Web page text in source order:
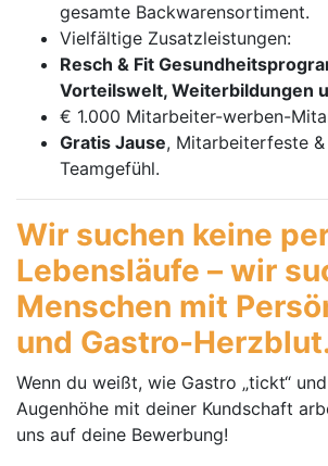
gesamte Backwarensortiment.
Vielfältige Zusatzleistungen:
Resch & Fit
Vorteilswelt, Weiterbildungen
€ 1.000 Mitarbeiter-werben-
Gratis Jause, Mitarbeiterfeste
Teamgefühl.
Wir suchen keine
Lebensläufe – wir
Menschen mit
und Gastro-
Wenn du weißt, wie Gastro „tickt“
Augenhöhe mit deiner Kundschaft
uns auf deine Bewerbung!